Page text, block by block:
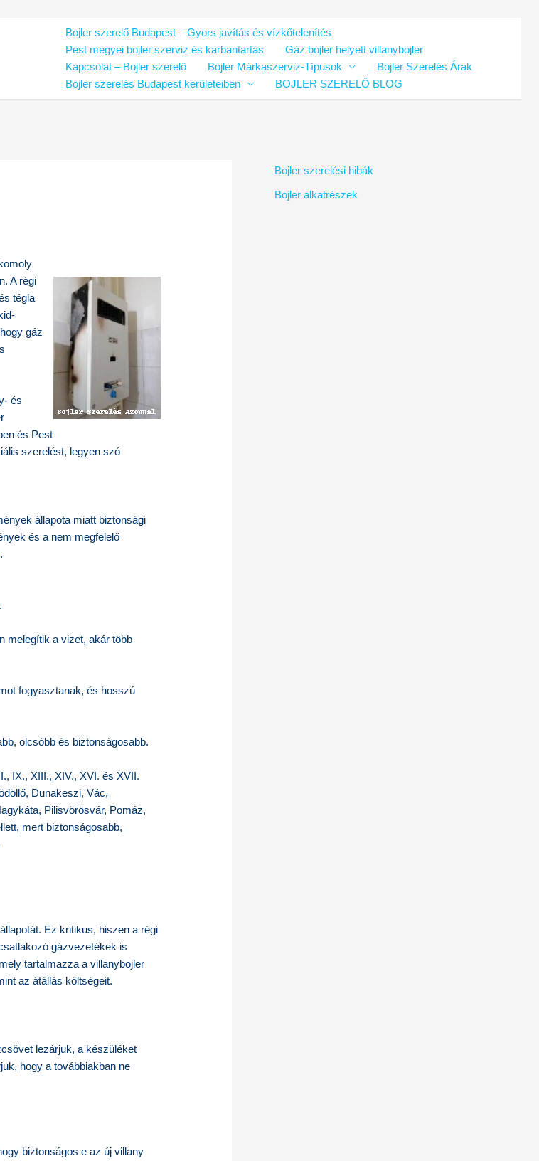
Bojler szerelő Budapest – Gyors javítás és vízkőtelenítés
Pest megyei bojler szerviz és karbantartás
Gáz bojler helyett villanybojler
Kapcsolat – Bojler szerelő
Bojler Márkaszerviz-Típusok
Bojler Szerelés Árak
Bojler szerelés Budapest kerületeiben
BOJLER SZERELŐ BLOG
A régi
tégla
gáz
és
és Pest
szerelést, legyen szó
állapota miatt biztonsági
és a nem megfelelő
melegítik a vizet, akár több
fogyasztanak, és hosszú
olcsóbb és biztonságosabb.
IX., XIII., XIV., XVI. és XVII.
Dunakeszi, Vác,
Pilisvörösvár, Pomáz,
mert biztonságosabb,
Ez kritikus, hiszen a régi
gázvezetékek is
tartalmazza a villanybojler
az átállás költségeit.
lezárjuk, a készüléket
hogy a továbbiakban ne
biztonságos e az új villany
Bojler szerelési hibák
Bojler alkatrészek